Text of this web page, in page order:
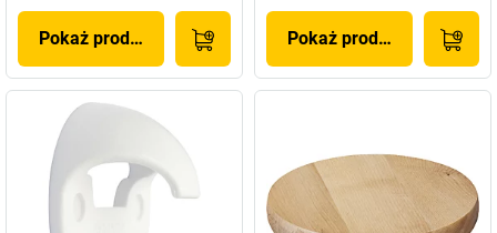
Pokaż produkt Pokaż produkt